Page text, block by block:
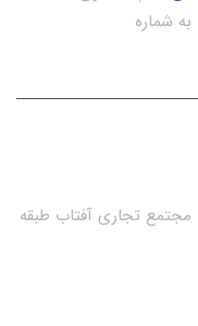
شماره
مجتمع تجاری آفتاب طبقه